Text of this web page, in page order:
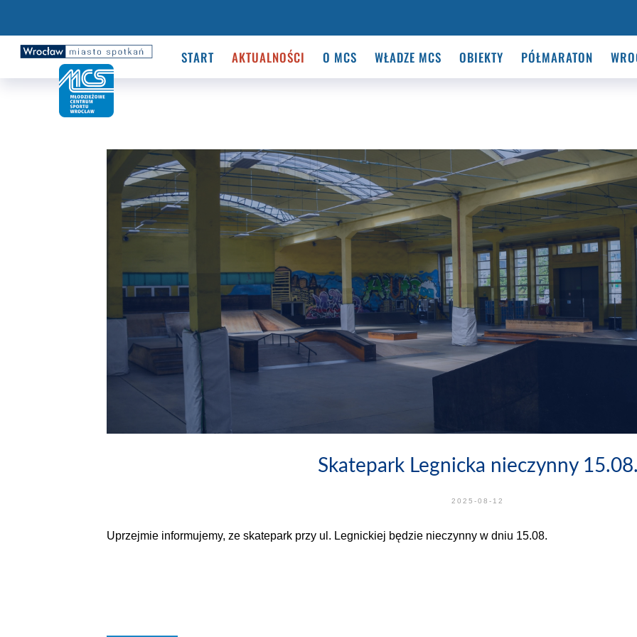
START AKTUALNOŚCI O MCS WŁADZE MCS OBIEKTY PÓŁMARATON
Skatepark Legnicka nieczynny
2025-08-12
Uprzejmie informujemy, ze skatepark przy ul. Legnickiej będzie nieczynny w dniu 15.08.